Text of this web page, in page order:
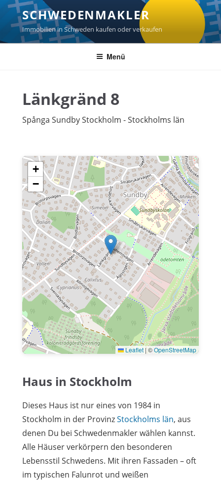
Zum
Inhalt
springen
SCHWEDENMAKLER
Immobilien in Schweden kaufen oder verkaufen
Menü
Länkgränd 8
Spånga Sundby Stockholm - Stockholms län
+
−
Leaflet |©OpenStreetMap
Haus in Stockholm
Dieses Haus ist nur eines von 1984 in
Stockholm in der ProvinzStockholms län, aus
denen Du bei Schwedenmakler wählen kannst.
Alle Häuser verkörpern den besonderen
Lebensstil Schwedens. Mit ihren Fassaden – oft
im typischen Falunrot und weißen